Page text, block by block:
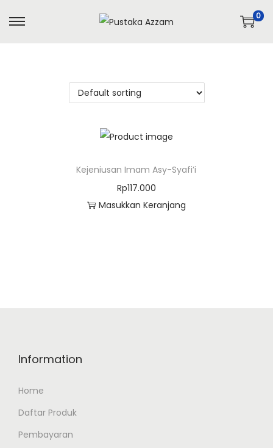
0
Kejeniusan Imam Asy-Syafi’i
Rp117.000
Masukkan Keranjang
Information
Home
Daftar Produk
Pembayaran